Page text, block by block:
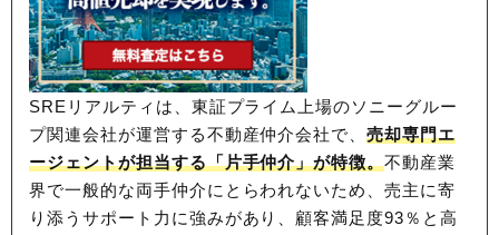
SREリアルティは、東証プライム上場のソニーグルー
プ関連会社が運営する不動産仲介会社で、売却専門エ
ージェントが担当する「片手仲介」が特徴。不動産業
界で一般的な両手仲介にとらわれないため、売主に寄
り添うサポート力に強みがあり、顧客満足度93％と高